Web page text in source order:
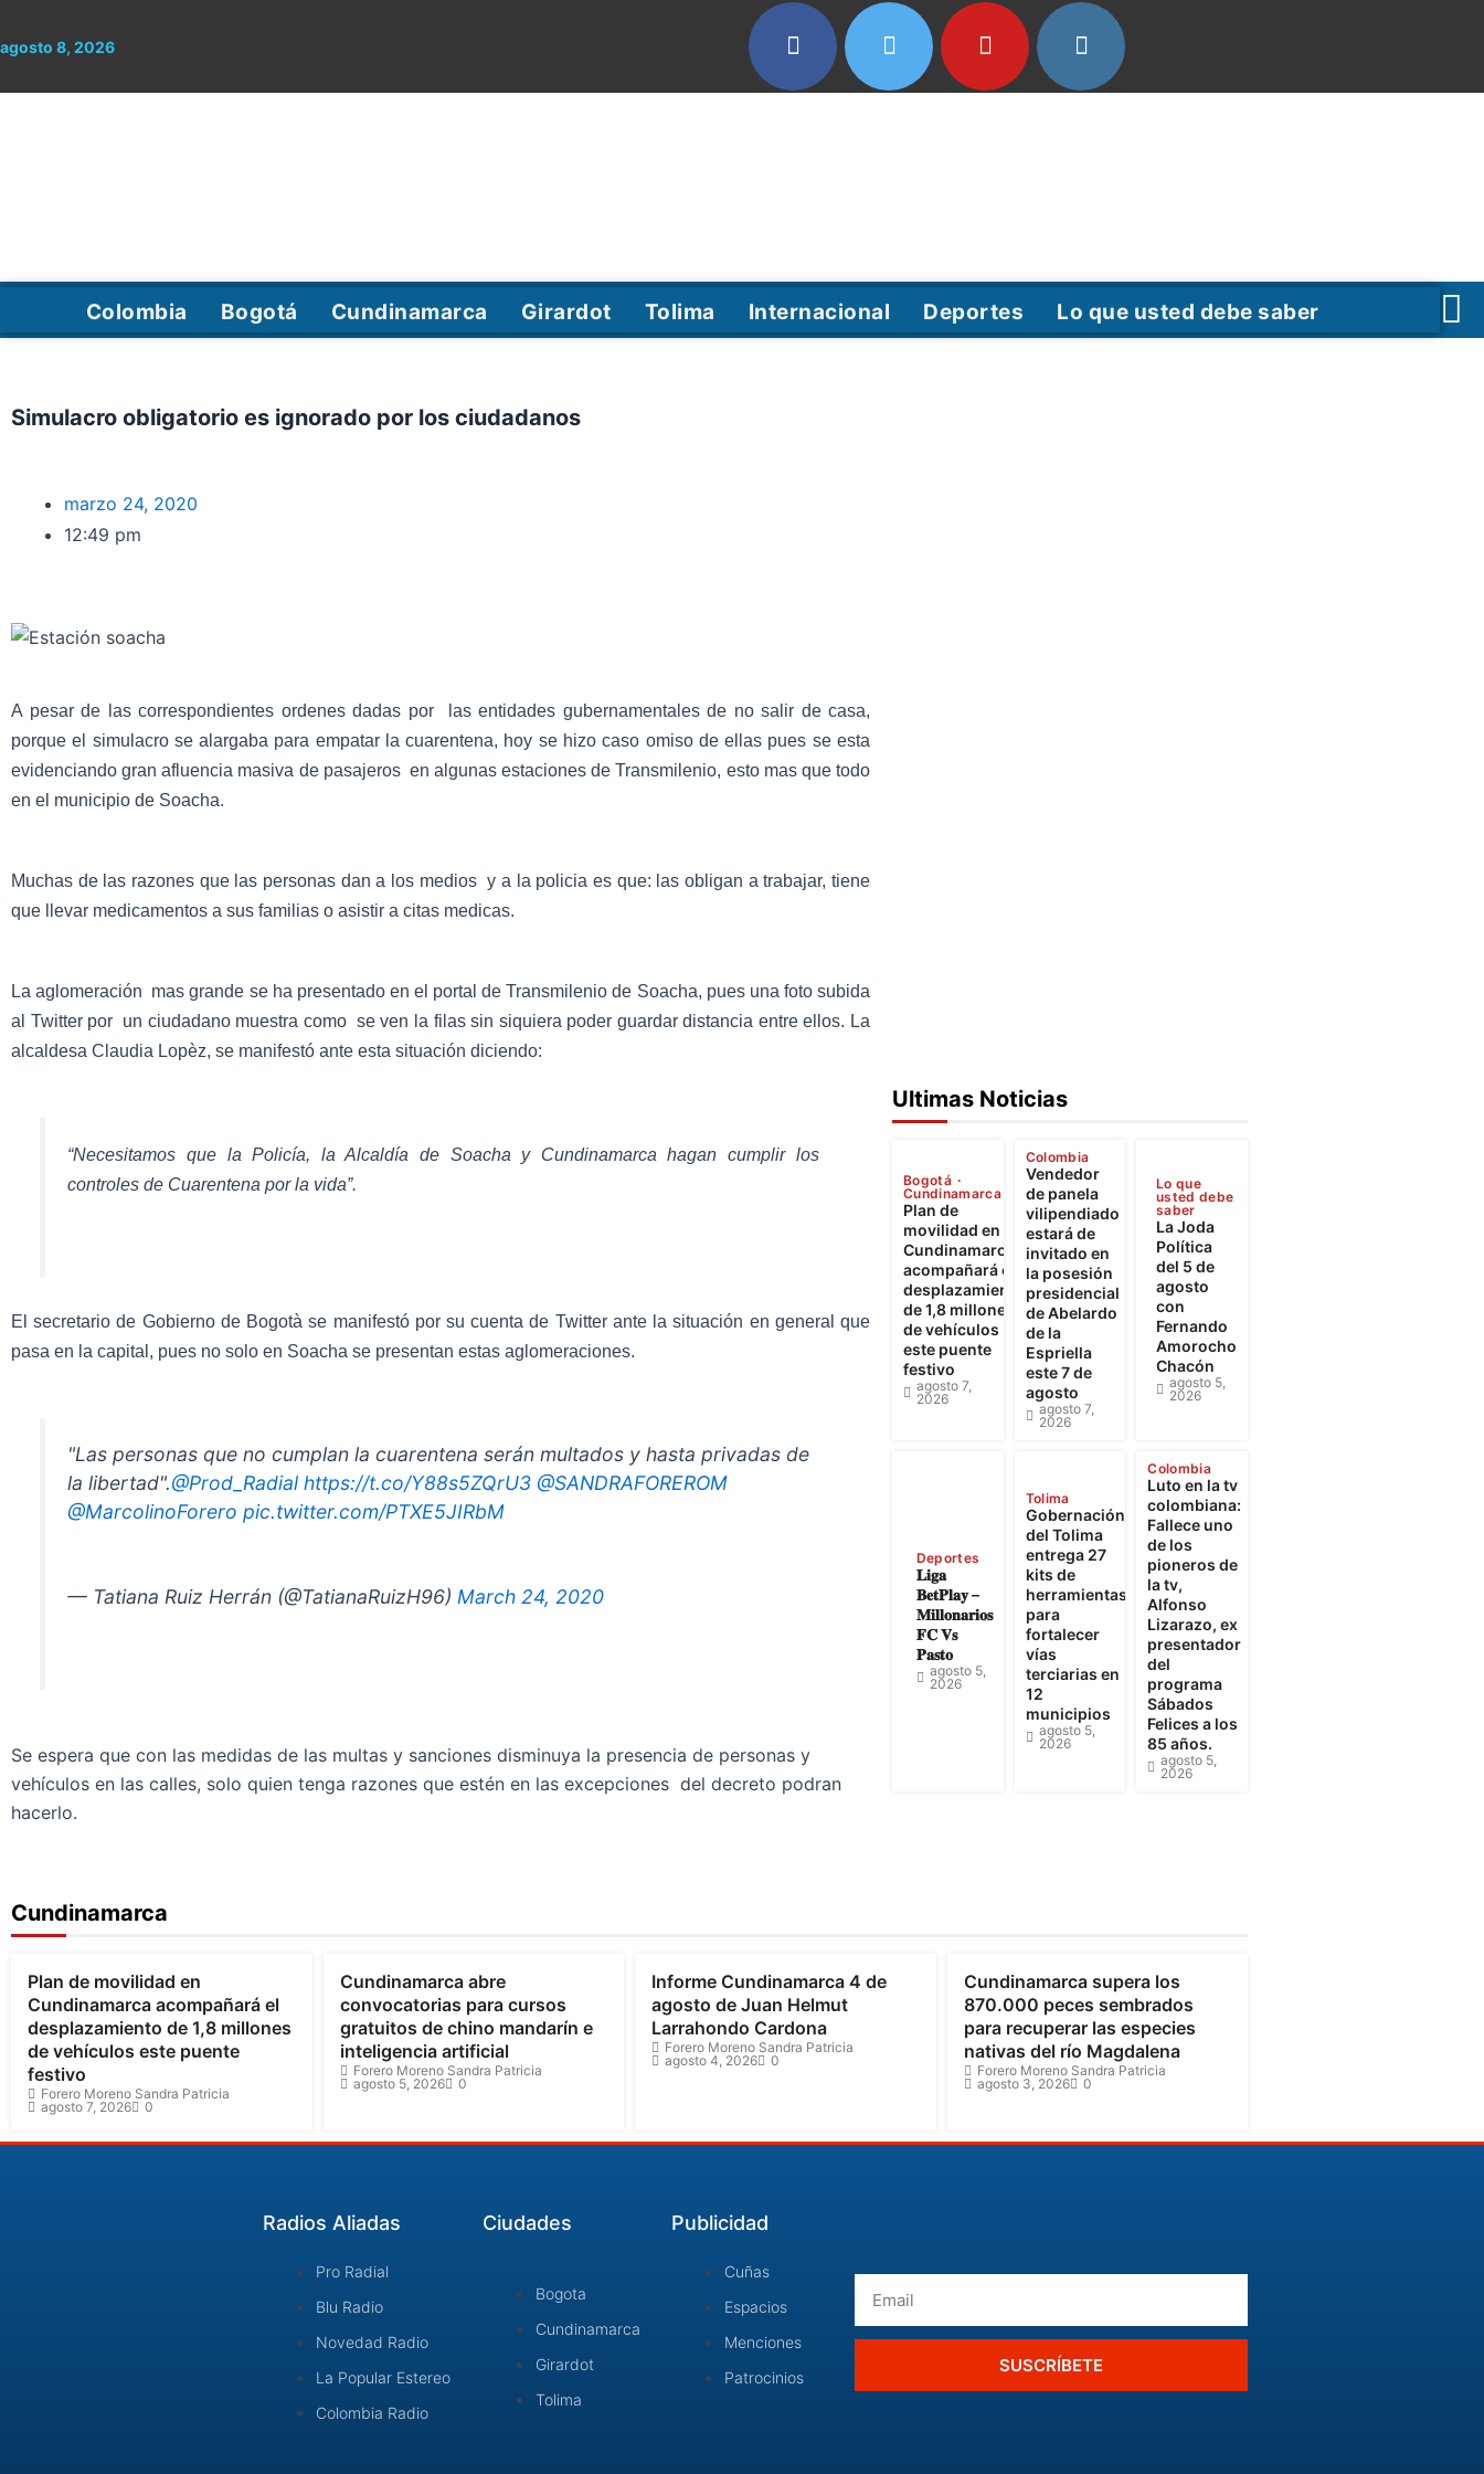
al
agosto 8, 2026
Colombia Bogotá Cundinamarca Girardot Tolima Internacional Deportes Lo que usted debe saber
Simulacro obligatorio es ignorado por los ciudadanos
marzo 24, 2020
12:49 pm
A pesar de las correspondientes ordenes dadas por las entidades gubernamentales de no salir de casa,
porque el simulacro se alargaba para empatar la cuarentena, hoy se hizo caso omiso de ellas pues se esta
evidenciando gran afluencia masiva de pasajeros en algunas estaciones de Transmilenio, esto mas que todo
en el municipio de Soacha.
Muchas de las razones que las personas dan a los medios y a la policia es que: las obligan a trabajar, tiene
que llevar medicamentos a sus familias o asistir a citas medicas.
La aglomeración mas grande se ha presentado en el portal de Transmilenio de Soacha, pues una foto subida
al Twitter por un ciudadano muestra como se ven la filas sin siquiera poder guardar distancia entre ellos. La
alcaldesa Claudia Lopèz, se manifestó ante esta situación diciendo:
“Necesitamos que la Policía, la Alcaldía de Soacha y Cundinamarca hagan cumplir los
controles de Cuarentena por la vida”.
El secretario de Gobierno de Bogotà se manifestó por su cuenta de Twitter ante la situación en general que
pasa en la capital, pues no solo en Soacha se presentan estas aglomeraciones.
"Las personas que no cumplan la cuarentena serán multados y hasta privadas de
la libertad".@Prod_Radial https://t.co/Y88s5ZQrU3 @SANDRAFOREROM
@MarcolinoForero pic.twitter.com/PTXE5JIRbM
— Tatiana Ruiz Herrán (@TatianaRuizH96) March 24, 2020
Se espera que con las medidas de las multas y sanciones disminuya la presencia de personas y
vehículos en las calles, solo quien tenga razones que estén en las excepciones del decreto podran
hacerlo.
Ultimas Noticias
Bogotá
Cundinamarca
Plan de
movilidad en
Cundinamarca
acompañará el
desplazamiento
de 1,8 millones
de vehículos
este puente
festivo
agosto 7,
2026
Colombia
Vendedor
de panela
vilipendiado
estará de
invitado en
la posesión
presidencial
de Abelardo
de la
Espriella
este 7 de
agosto
agosto 7,
2026
Lo que
usted debe
saber
La Joda
Política
del 5 de
agosto
con
Fernando
Amorocho
Chacón
agosto 5,
2026
Deportes
𝐋𝐢𝐠𝐚
𝐁𝐞𝐭𝐏𝐥𝐚𝐲 –
𝐌𝐢𝐥𝐥𝐨𝐧𝐚𝐫𝐢𝐨𝐬
𝐅𝐂 𝐕𝐬
𝐏𝐚𝐬𝐭𝐨
agosto 5,
2026
Tolima
Gobernación
del Tolima
entrega 27
kits de
herramientas
para
fortalecer
vías
terciarias en
12
municipios
agosto 5,
2026
Colombia
Luto en la tv
colombiana:
Fallece uno
de los
pioneros de
la tv,
Alfonso
Lizarazo, ex
presentador
del
programa
Sábados
Felices a los
85 años.
agosto 5,
2026
Cundinamarca
Bogotá Cundinamarca
Plan de movilidad en
Cundinamarca acompañará el
desplazamiento de 1,8 millones
de vehículos este puente
festivo
Forero Moreno Sandra Patricia
agosto 7, 2026
0
Cundinamarca abre
convocatorias para cursos
gratuitos de chino mandarín e
inteligencia artificial
Forero Moreno Sandra Patricia
agosto 5, 2026
0
Informe Cundinamarca 4 de
agosto de Juan Helmut
Larrahondo Cardona
Forero Moreno Sandra Patricia
agosto 4, 2026
0
Cundinamarca supera los
870.000 peces sembrados
para recuperar las especies
nativas del río Magdalena
Forero Moreno Sandra Patricia
agosto 3, 2026
0
Radios Aliadas
Pro Radial
Blu Radio
Novedad Radio
La Popular Estereo
Colombia Radio
Ciudades
Bogota
Cundinamarca
Girardot
Tolima
Publicidad
Cuñas
Espacios
Menciones
Patrocinios
SUSCRÍBETE